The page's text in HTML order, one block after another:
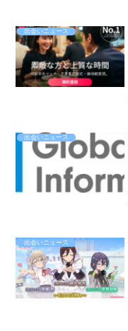
出会いニュース
出会いニュース
出会いニュース